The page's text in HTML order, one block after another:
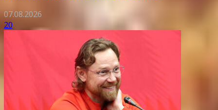
07.08.2026
20